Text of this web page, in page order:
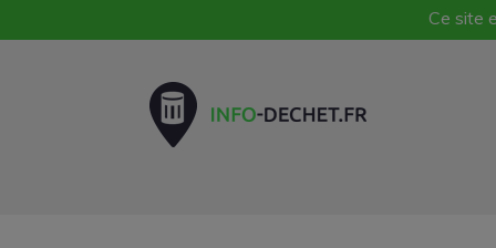
Ce site